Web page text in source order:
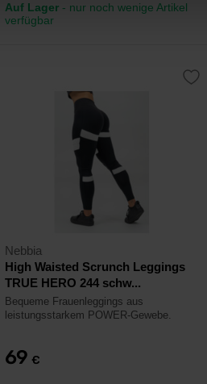
Auf Lager - nur noch wenige Artikel
verfügbar
Nebbia
High Waisted Scrunch Leggings
TRUE HERO 244 schw...
Bequeme Frauenleggings aus
leistungsstarkem POWER-Gewebe.
69 €